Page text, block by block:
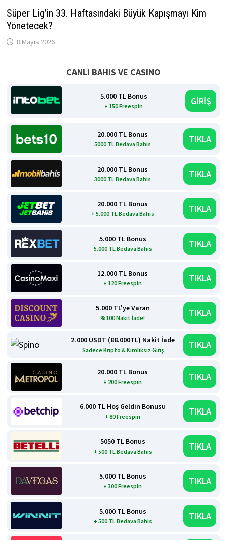
Süper Lig’in 33. Haftasındaki Büyük Kapışmayı Kim
Yönetecek?
8 Mayıs 2026
CANLI BAHIS VE CASINO
5.000 TL Bonus
+ 150 Freespin GİRİŞ
20.000 TL Bonus
5000 TL Bedava Bahis TIKLA
20.000 TL Bonus
3000 TL Bedava Bahis TIKLA
20.000 TL Bonus
+ 5.000 TL Bedava Bahis TIKLA
5.000 TL Bonus
5.000 TL Bedava Bahis TIKLA
12.000 TL Bonus
+ 120 Freespin TIKLA
5.000 TL'ye Varan
%100 Nakit İade! TIKLA
2.000 USDT (88.000TL) Nakit İade
Sadece Kripto & Kimliksiz Giriş TIKLA
20.000 TL Bonus
+ 200 Freespin TIKLA
6.000 TL Hoş Geldin Bonusu
+ 80 Freespin TIKLA
5050 TL Bonus
+ 500 TL Bedava Bahis TIKLA
5.000 TL Bonus
+ 300 Freespin TIKLA
5.000 TL Bonus
+ 500 TL Bedava Bahis TIKLA